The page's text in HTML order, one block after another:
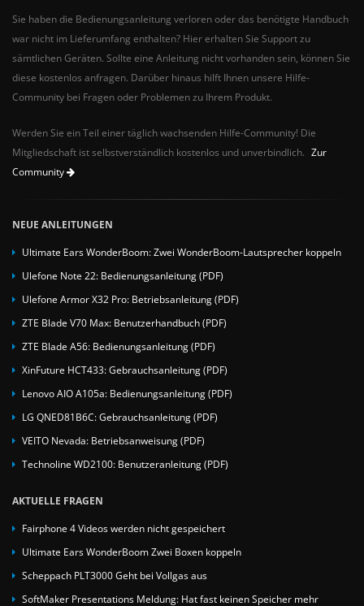
Sie haben die Bedienungsanleitung verloren oder das benötigte Handbuch
war nicht im Lieferumfang enthalten? Hier erhalten Sie Support zu
sämtlichen Geräten. Sollte eine Anleitung nicht vorhanden sein, können Sie
diese kostenlos anfragen. Darüber hinaus hilft Ihnen unsere Hilfe-
Community bei Fragen oder Problemen zu Ihrem Produkt.
Werden Sie ein Teil einer täglich wachsenden Hilfe-Community! Die
Mitgliedschaft ist selbstverständlich kostenlos und unverbindlich. Zur
Community
NEUE ANLEITUNGEN
Ultimate Ears WonderBoom: Zwei WonderBoom-Lautsprecher koppeln
Ulefone Note 22: Bedienungsanleitung (PDF)
Ulefone Armor X32 Pro: Betriebsanleitung (PDF)
ZTE Blade V70 Max: Benutzerhandbuch (PDF)
ZTE Blade A56: Bedienungsanleitung (PDF)
XinFuture HCT433: Gebrauchsanleitung (PDF)
Lenovo AIO A105a: Bedienungsanleitung (PDF)
LG QNED81B6C: Gebrauchsanleitung (PDF)
VEITO Nevada: Betriebsanweisung (PDF)
Technoline WD2100: Benutzeranleitung (PDF)
AKTUELLE FRAGEN
Fairphone 4 Videos werden nicht gespeichert
Ultimate Ears WonderBoom Zwei Boxen koppeln
Scheppach PLT3000 Geht bei Vollgas aus
SoftMaker Presentations Meldung: Hat fast keinen Speicher mehr